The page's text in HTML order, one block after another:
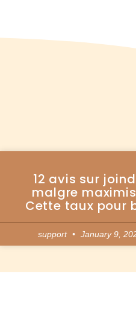
12 avis sur
malgre
Cette taux pour
support January 9,